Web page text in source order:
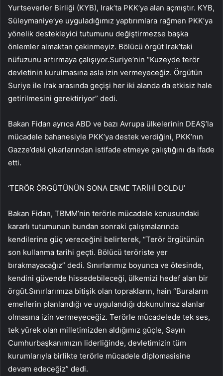
Yurtseverler Birliği (KYB), Irak’ta PKK’ya alan açmıştır. KYB,
Süleymaniye’ye uyguladığımız yaptırımlara rağmen PKK’ya
yönelik destekleyici tutumunu değiştirmezse başka
önlemler almaktan çekinmeyiz. Bölücü örgüt Irak’taki
nüfuzunu artırmaya çalışıyor.Suriye’nin “Kuzeyde terör
devletinin kurulmasına asla izin vermeyeceğiz. Örgütün
Suriye ile Irak arasında geçişi her iki alanda da etkisiz hale
getirilmesini gerektiriyor” dedi.
Bakan Fidan ayrıca ABD ve bazı Avrupa ülkelerinin DEAŞ’la
mücadele bahanesiyle PKK’ya destek verdiğini, PKK’nın
Gazze’deki çıkarlarından istifade etmeye çalıştığını da ifade
etti.
‘TERÖR ÖRGÜTÜNÜN SONA ERME TARİHİ DOLDU’
Bakan Fidan, TBMM’nin terörle mücadele konusundaki
kararlı tutumunun bundan sonraki çalışmalarında
kendilerine güç vereceğini belirterek, “Terör örgütünün
son kullanma tarihi geçti. Bölücü teröriste yer
bırakmayacağız” dedi. Sınırlarımız boyunca ve ötesinde,
kendini güvende hissedebileceği, ülkemizi hedef alan bir
örgüt.Sınırlarımıza bitişik olan toprakların, hain “Buraların
emellerin planlandığı ve uygulandığı dokunulmaz alanlar
olmasına izin vermeyeceğiz. Terörle mücadelede tek ses,
tek yürek olan milletimizden aldığımız güçle, Sayın
Cumhurbaşkanımızın liderliğinde, devletimizin tüm
kurumlarıyla birlikte terörle mücadele diplomasisine
devam edeceğiz” dedi.